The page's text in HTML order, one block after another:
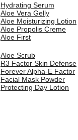
Hydrating Serum
Aloe Vera Gelly
Aloe Moisturizing Lotion
Aloe Propolis Creme
Aloe First
Aloe Scrub
R3 Factor Skin Defense
Forever Alpha-E Factor
Facial Mask Powder
Protecting Day Lotion